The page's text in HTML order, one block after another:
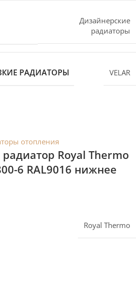
Дизайнерские
радиаторы
РАДИАТОРЫ VELAR
Royal Thermo
6 RAL9016 нижнее
Royal Thermo